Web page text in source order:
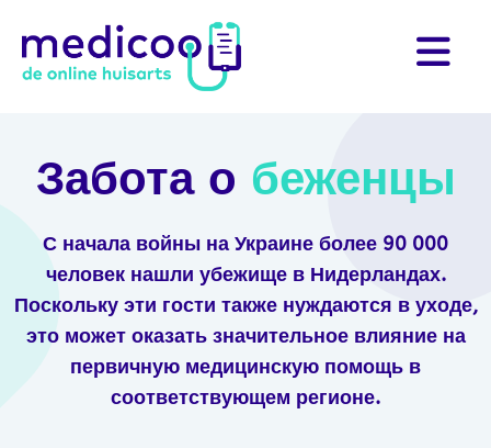
Забота о беженцы
С начала войны на Украине более 90 000
человек нашли убежище в Нидерландах.
Поскольку эти гости также нуждаются в уходе,
это может оказать значительное влияние на
первичную медицинскую помощь в
соответствующем регионе.